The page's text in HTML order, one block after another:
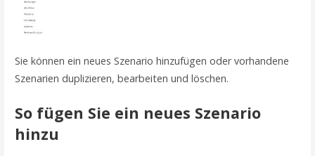
Sie können ein neues Szenario hinzufügen oder vorhandene
Szenarien duplizieren, bearbeiten und löschen.
So fügen Sie ein neues Szenario
hinzu